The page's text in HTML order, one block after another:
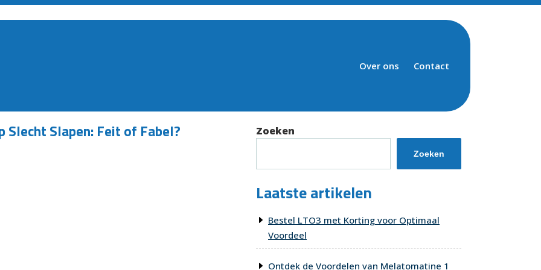
Over ons Contact
Slecht Slapen: Feit of Fabel? Zoeken
Zoeken
Laatste artikelen
Bestel LTO3 met Korting voor Optimaal
Voordeel
Ontdek de Voordelen van Melatomatine 1